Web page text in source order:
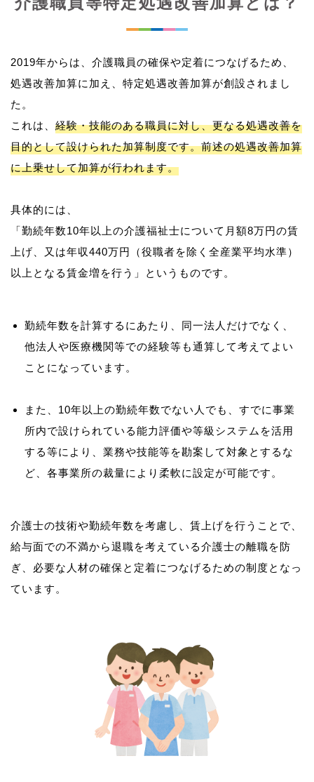
2019年からは、介護職員の確保や定着につなげるため、
処遇改善加算に加え、特定処遇改善加算が創設されまし
た。
これは、 経験・技能のある職員に対し、更なる処遇改善を
目的として設けられた加算制度です。前述の処遇改善加算
に上乗せして加算が行われます。
具体的には、
「勤続年数10年以上の介護福祉士について月額8万円の賃
上げ、又は年収440万円（役職者を除く全産業平均水準）
勤続年数を計算するにあたり、同一法人だけでなく、
他法人や医療機関等での経験等も通算して考えてよい
ことになっています。
また、10年以上の勤続年数でない人でも、すでに事業
所内で設けられている能力評価や等級システムを活用
する等により、業務や技能等を勘案して対象とするな
ど、各事業所の裁量により柔軟に設定が可能です。
介護士の技術や勤続年数を考慮し、賃上げを行うことで、
給与面での不満から退職を考えている介護士の離職を防
ぎ、必要な人材の確保と定着につなげるための制度となっ
ています。